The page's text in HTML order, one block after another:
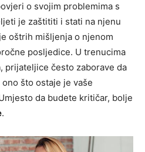
o svojim problemima s
je zaštititi i stati na njenu
oštrih mišljenja o njenom
posljedice. U trenucima
prijateljice često zaborave da
što ostaje je vaše
da budete kritičar, bolje
.